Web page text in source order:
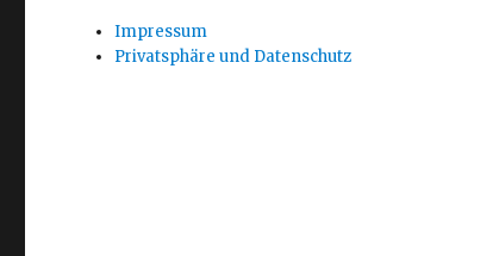
Impressum
Privatsphäre und Datenschutz